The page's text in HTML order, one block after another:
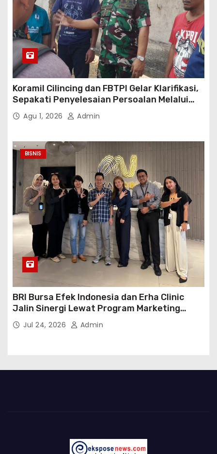
Koramil Cilincing dan FBTPI Gelar Klarifikasi,
Sepakati Penyelesaian Persoalan Melalui
DialogAgu 1, 2026 Admin
BISNIS
BRI Bursa Efek Indonesia dan Erha Clinic
Jalin Sinergi Lewat Program Marketing
Kolaborasi
Jul 24, 2026 Admin